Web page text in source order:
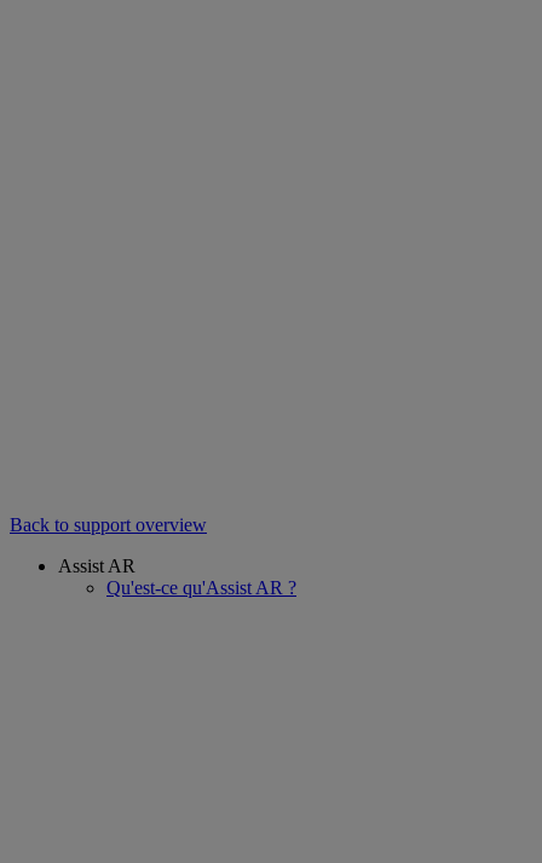
Back to support overview
Assist AR
Qu'est-ce qu'Assist AR ?